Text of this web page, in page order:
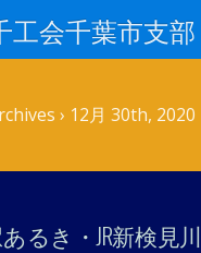
工会千葉市支部
› 12月 30th, 2020
るき・JR新検見川